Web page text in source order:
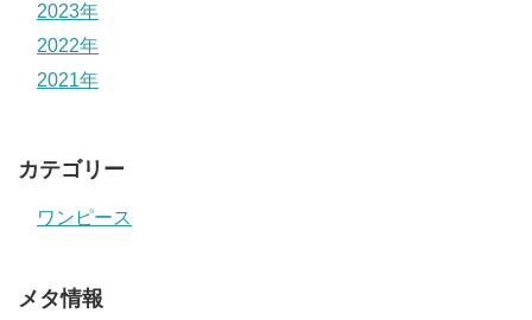
2023年
2022年
2021年
カテゴリー
ワンピース
メタ情報